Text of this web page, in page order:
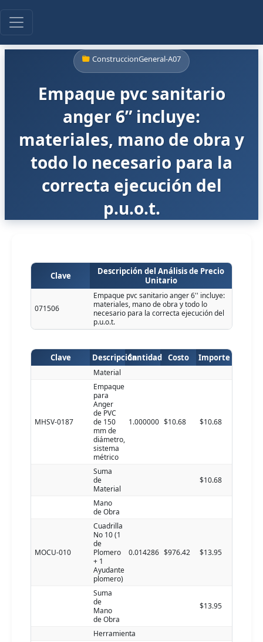
ConstruccionGeneral-A07
Empaque pvc sanitario
anger 6” incluye:
materiales, mano de obra y
todo lo necesario para la
correcta ejecución del
p.u.o.t.
Clave
Descripción del Análisis de Precio
Unitario
071506
Empaque pvc sanitario anger 6'' incluye:
materiales, mano de obra y todo lo
necesario para la correcta ejecución del
p.u.o.t.
Clave DescripciónCantidad Costo Importe
Material
MHSV-0187
Empaque
para
Anger
de PVC
de 150
mm de
diámetro,
sistema
métrico
1.000000 $10.68 $10.68
Suma
de
Material
$10.68
Mano
de Obra
MOCU-010
Cuadrilla
No 10 (1
de
Plomero
+ 1
Ayudante
plomero)
0.014286 $976.42 $13.95
Suma
de
Mano
de Obra
$13.95
Herramienta